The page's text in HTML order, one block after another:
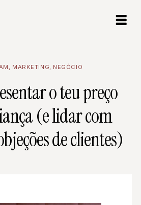
MARKETING NEGÓCIO
o teu preço
(e lidar com
de clientes)